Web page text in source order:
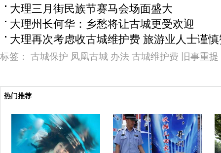
大理三月街民族节赛马会场面盛大
大理州长何华：乡愁将让古城更受欢迎
大理再次考虑收古城维护费 旅游业人士谨
标签： 古城保护 凤凰古城 办法 古城维护费 旧事重提
热门推荐